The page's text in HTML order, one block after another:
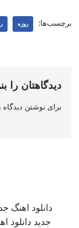
برچسب‌ها: روزه
دیدگاهتان را
برای نوشتن دیدگاه
دانلود اهنگ
جدید دانلود